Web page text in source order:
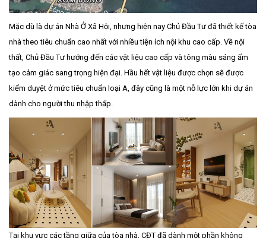
Mặc dù là dự án Nhà Ở Xã Hội, nhưng hiện nay Chủ Đầu Tư đã thiết kế tòa
nhà theo tiêu chuẩn cao nhất với nhiều tiện ích nội khu cao cấp. Về nội
thất, Chủ Đầu Tư hướng đến các vật liệu cao cấp và tông màu sáng ấm
tạo cảm giác sang trọng hiện đại. Hầu hết vật liệu được chọn sẽ được
kiểm duyệt ở mức tiêu chuẩn loại A, đây cũng là một nỗ lực lớn khi dự án
dành cho người thu nhập thấp.
Tại khu vực các tầng giữa của tòa nhà, CĐT đã dành một phần không